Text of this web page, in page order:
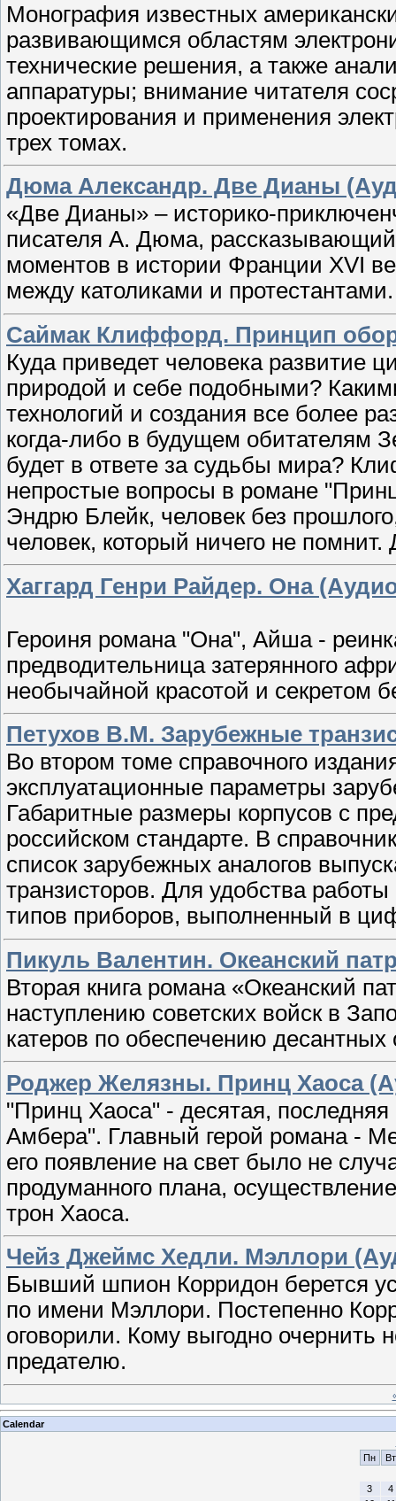
Монография известных
развивающимся областям
технические решения, а также
аппаратуры; внимание читателя
проектирования и применения
трех томах.
Дюма Александр. Две Дианы
«Две Дианы» – историко-
писателя А. Дюма, рассказывающий
моментов в истории Франции XVI
между католиками и протестантами.
Саймак Клиффорд. Принцип
Куда приведет человека развитие
природой и себе подобными?
технологий и создания все более
когда-либо в будущем обитателям
будет в ответе за судьбы мира?
непростые вопросы в романе
Эндрю Блейк, человек без
человек, который ничего не
Хаггард Генри Райдер. Она
Героиня романа "Она", Айша -
предводительница затерянного
необычайной красотой и секретом
Петухов В.М. Зарубежные
Во втором томе справочного
эксплуатационные параметры
Габаритные размеры корпусов с
российском стандарте. В
список зарубежных аналогов
транзисторов. Для удобства
типов приборов, выполненный в
Пикуль Валентин. Океанский
Вторая книга романа «Океанский
наступлению советских войск в
катеров по обеспечению десантных
Роджер Желязны. Принц Хаоса
"Принц Хаоса" - десятая, последняя
Амбера". Главный герой романа -
его появление на свет было не
продуманного плана,
трон Хаоса.
Чейз Джеймс Хедли. Мэллори
Бывший шпион Корридон берется
по имени Мэллори. Постепенно
оговорили. Кому выгодно очернить
предателю.
Calendar
Пн
Вт
3
4